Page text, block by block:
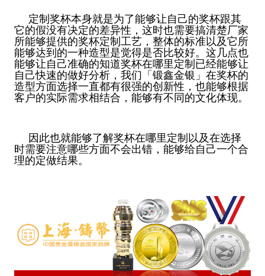
定制奖杯本身就是为了能够让自己的奖杯跟其
它的假没有决定的差异性，这时也需要搞清楚厂家
所能够提供的奖杯定制工艺，整体的标准以及它所
能够达到的一种造型是觉得是否比较好。这几点也
能够让自己准确的知道奖杯在哪里定制已经能够让
自己快速的做好分析，我们「锻鑫金银」在奖杯的
造型方面选择一直都有很强的创新性，也能够根据
客户的实际需求相结合，能够有不同的文化体现。
因此也就能够了解奖杯在哪里定制以及在选择
时需要注意哪些方面不会出错，能够给自己一个合
理的定做结果。